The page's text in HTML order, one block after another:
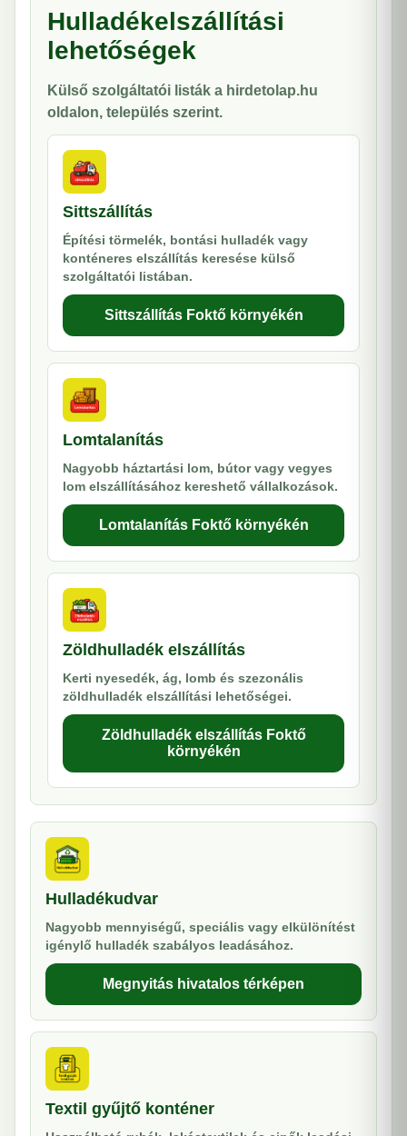
Hulladékelszállítási
lehetőségek
Külső szolgáltatói listák a hirdetolap.hu
oldalon, település szerint.
Sittszállítás
Építési törmelék, bontási hulladék vagy
konténeres elszállítás keresése külső
szolgáltatói listában.
Sittszállítás Foktő környékén
Lomtalanítás
Nagyobb háztartási lom, bútor vagy vegyes
lom elszállításához kereshető vállalkozások.
Lomtalanítás Foktő környékén
Zöldhulladék elszállítás
Kerti nyesedék, ág, lomb és szezonális
zöldhulladék elszállítási lehetőségei.
Zöldhulladék elszállítás Foktő
környékén
Hulladékudvar
Nagyobb mennyiségű, speciális vagy elkülönítést
igénylő hulladék szabályos leadásához.
Megnyitás hivatalos térképen
Textil gyűjtő konténer